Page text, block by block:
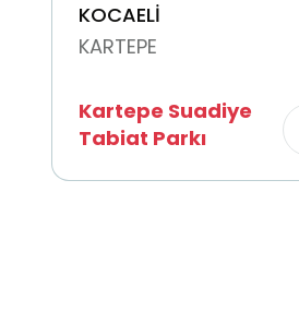
KOCAELİ
KARTEPE
Kartepe Suadiye
Tabiat Parkı